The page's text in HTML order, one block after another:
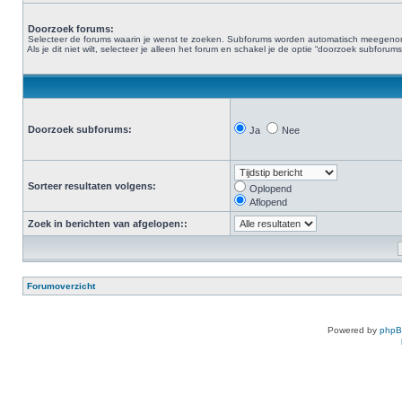
Doorzoek forums:
Selecteer de forums waarin je wenst te zoeken. Subforums worden automatisch
Als je dit niet wilt, selecteer je alleen het forum en schakel je de optie “doorzoek
Doorzoek subforums: Ja Nee
Sorteer resultaten volgens:
Oplopend
Aflopend
Zoek in berichten van afgelopen::
Forumoverzicht
Powered by